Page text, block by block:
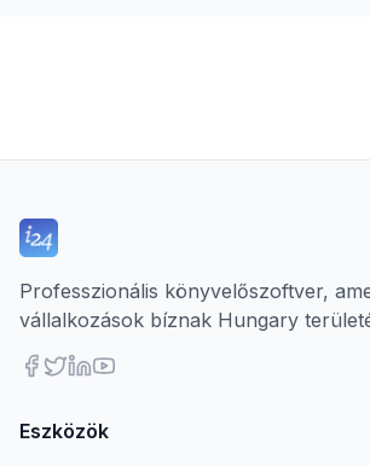
Professzionális könyvelőszoftver,
vállalkozások bíznak Hungary
Eszközök